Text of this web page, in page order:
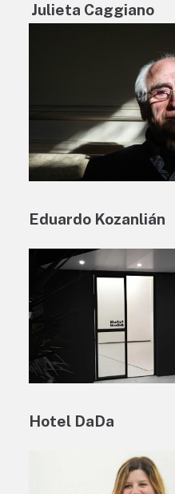
Julieta Caggiano
Eduardo Kozanlián
Hotel DaDa